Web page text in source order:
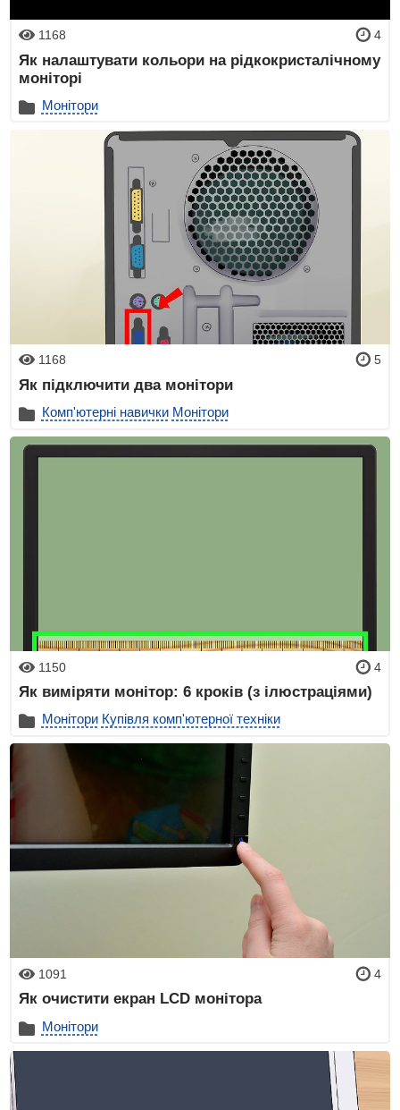
1168 4
Як налаштувати кольори на рідкокристалічному
моніторі
Монітори
1168 5
Як підключити два монітори
Комп'ютерні навички Монітори
1150 4
Як виміряти монітор: 6 кроків (з ілюстраціями)
Монітори Купівля комп'ютерної техніки
1091 4
Як очистити екран LCD монітора
Монітори